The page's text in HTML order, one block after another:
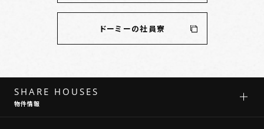
ドーミーの社員寮
SHARE HOUSES
物件情報